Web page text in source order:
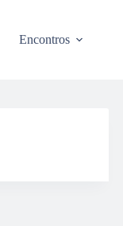
Encontros